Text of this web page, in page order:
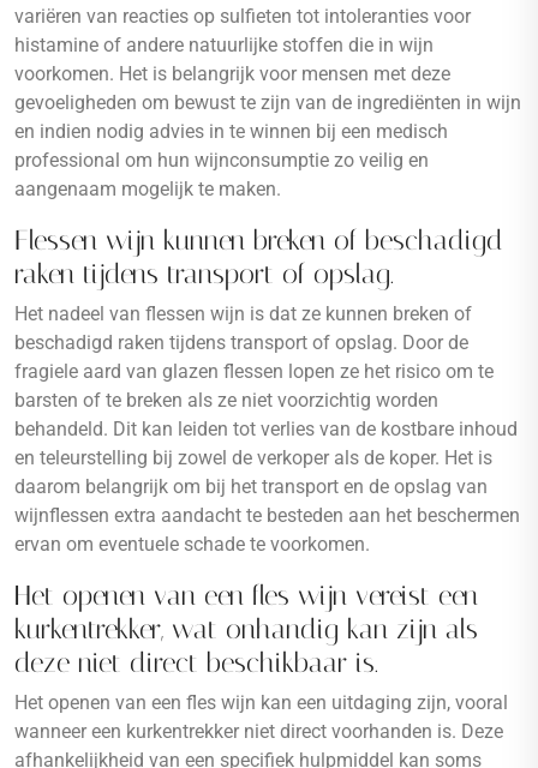
variëren van reacties op sulfieten tot intoleranties voor
histamine of andere natuurlijke stoffen die in wijn
voorkomen. Het is belangrijk voor mensen met deze
gevoeligheden om bewust te zijn van de ingrediënten in wijn
en indien nodig advies in te winnen bij een medisch
professional om hun wijnconsumptie zo veilig en
aangenaam mogelijk te maken.
Flessen wijn kunnen breken of beschadigd
raken tijdens transport of opslag.
Het nadeel van flessen wijn is dat ze kunnen breken of
beschadigd raken tijdens transport of opslag. Door de
fragiele aard van glazen flessen lopen ze het risico om te
barsten of te breken als ze niet voorzichtig worden
behandeld. Dit kan leiden tot verlies van de kostbare inhoud
en teleurstelling bij zowel de verkoper als de koper. Het is
daarom belangrijk om bij het transport en de opslag van
wijnflessen extra aandacht te besteden aan het beschermen
ervan om eventuele schade te voorkomen.
Het openen van een fles wijn vereist een
kurkentrekker, wat onhandig kan zijn als
deze niet direct beschikbaar is.
Het openen van een fles wijn kan een uitdaging zijn, vooral
wanneer een kurkentrekker niet direct voorhanden is. Deze
afhankelijkheid van een specifiek hulpmiddel kan soms